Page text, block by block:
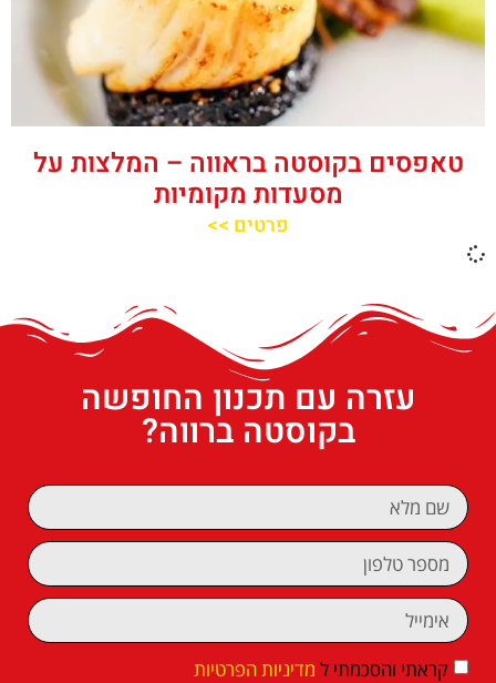
טאפסים בקוסטה בראווה – המלצות על
מסעדות מקומיות
פרטים >>
עזרה עם תכנון החופשה
בקוסטה ברווה?
קראתי והסכמתי ל מדיניות הפרטיות